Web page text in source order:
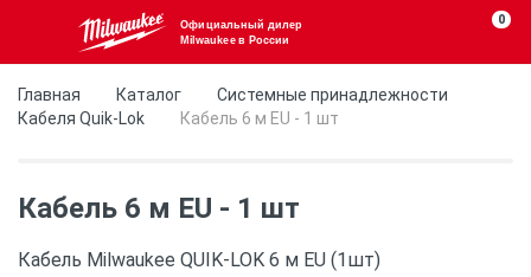
Официальный дилер
Milwaukee в России
0
Главная Каталог
Системные принадлежности
Кабеля Quik-Lok
Кабель 6 м EU - 1 шт
Кабель 6 м EU - 1 шт
Кабель Milwaukee QUIK-LOK 6 м EU (1шт)